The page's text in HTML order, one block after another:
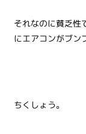
それなのに貧乏性
にエアコンがブン
ちくしょう。